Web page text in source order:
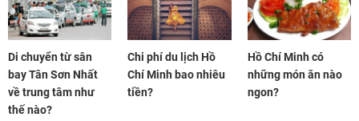
Di chuyển từ sân
bay Tân Sơn Nhất
về trung tâm như
thế nào?
Chi phí du lịch Hồ
Chí Minh bao nhiêu
tiền?
Hồ Chí Minh có
những món ăn nào
ngon?